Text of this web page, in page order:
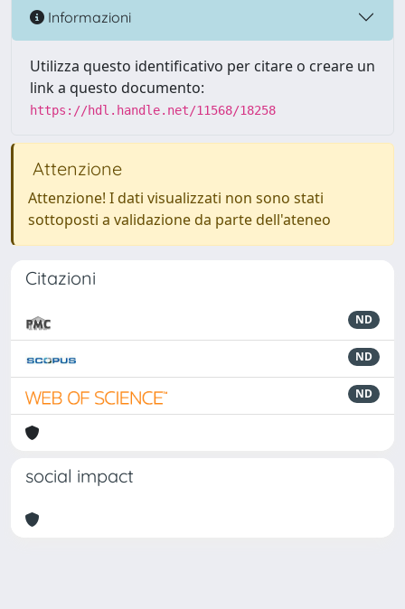
Informazioni
Utilizza questo identificativo per citare o creare un
link a questo documento:
https://hdl.handle.net/11568/18258
Attenzione
Attenzione! I dati visualizzati non sono stati
sottoposti a validazione da parte dell'ateneo
Citazioni
ND
ND
ND
social impact